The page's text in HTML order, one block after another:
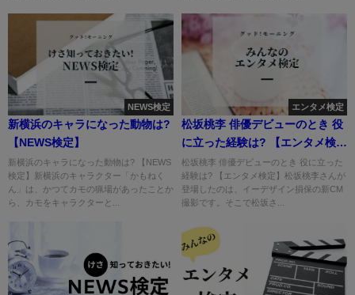
NEWS検定
新横浜のキャラになった動物は?
【NEWS検定】
新横浜のキャラになった動物は? 【NEWS
検定】新横浜のキャラクター「かもねく
ん」は、かつてカモの猟場があったことか
ら、カモをキャラクターと...
エンタメ検定
松坂桃李 俳優デビューのとき 役
に立った経験は? 【エンタメ検
定】
松坂桃李 俳優デビューのとき 役に立った
経験は? 【エンタメ検定】松坂桃李さんが
登場したのは、イーデザイン損保の新CM
撮影です。そこで松坂さ...